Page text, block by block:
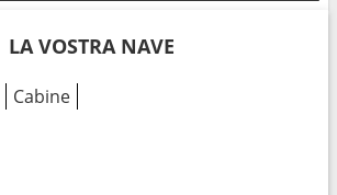
LA VOSTRA NAVE
Cabine